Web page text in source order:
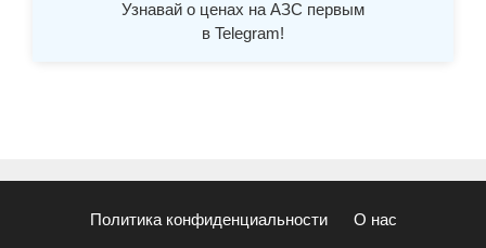
Узнавай о ценах на АЗС первым
в Telegram!
Политика конфиденциальности О нас